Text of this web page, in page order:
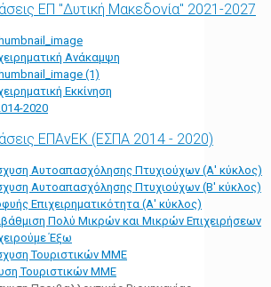
ΕΠ "Δυτική Μακεδονία" 2021-2027
Ανάκαμψη
Εκκίνηση
2020
ΕΠΑνΕΚ (ΕΣΠΑ 2014 - 2020)
Αυτοαπασχόλησης Πτυχιούχων (Α' κύκλος)
Αυτοαπασχόλησης Πτυχιούχων (Β' κύκλος)
Επιχειρηματικότητα (Α' κύκλος)
Πολύ Μικρών και Μικρών Επιχειρήσεων
Έξω
Τουριστικών ΜΜΕ
Τουριστικών ΜΜΕ